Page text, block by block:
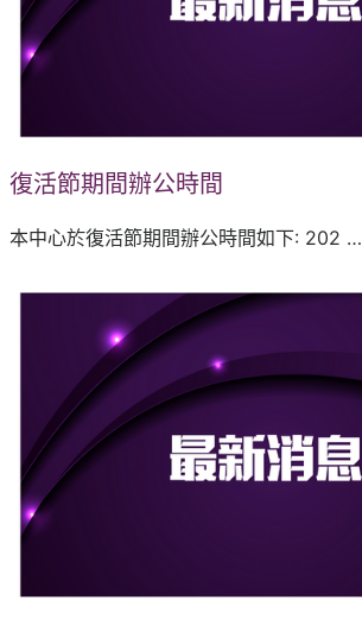
復活節期間辦公時間
本中心於復活節期間辦公時間如下: 202 …